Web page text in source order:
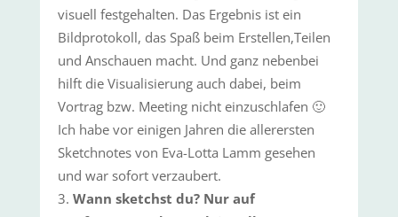
visuell festgehalten. Das Ergebnis ist ein
Bildprotokoll, das Spaß beim Erstellen,Teilen
und Anschauen macht. Und ganz nebenbei
hilft die Visualisierung auch dabei, beim
Vortrag bzw. Meeting nicht einzuschlafen 🙂
Ich habe vor einigen Jahren die allerersten
Sketchnotes von Eva-Lotta Lamm gesehen
und war sofort verzaubert.
Wann sketchst du? Nur auf